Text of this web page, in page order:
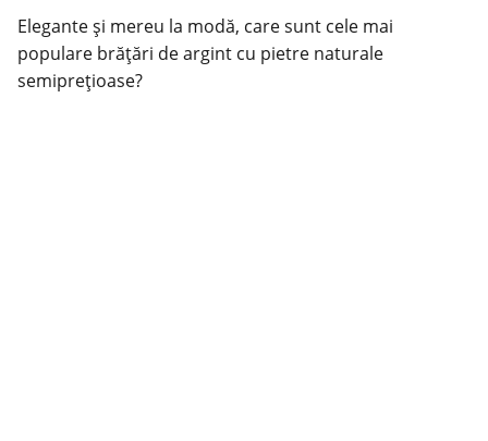
Elegante și mereu la modă, care sunt cele mai
populare brățări de argint cu pietre naturale
semiprețioase?